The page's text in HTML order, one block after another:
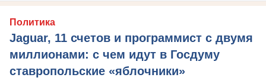
Политика
Jaguar, 11 счетов и программист с двумя
миллионами: с чем идут в Госдуму
ставропольские «яблочники»